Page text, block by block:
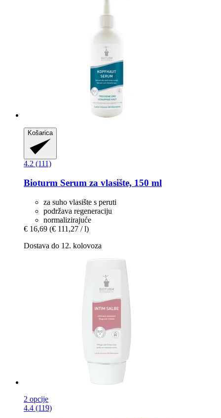
Košarica
4.2 (111)
Bioturm Serum za vlasište, 150 ml
za suho vlasište s peruti
podržava regeneraciju
normalizirajuće
€ 16,69 (€ 111,27 / l)
Dostava do 12. kolovoza
2 opcije
4.4 (119)